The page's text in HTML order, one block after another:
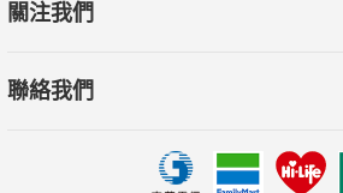
．經典不是艱澀的象牙塔，而是最實用的
更匯集超過60本跨時代的經典智慧。
關注我們
聯絡我們